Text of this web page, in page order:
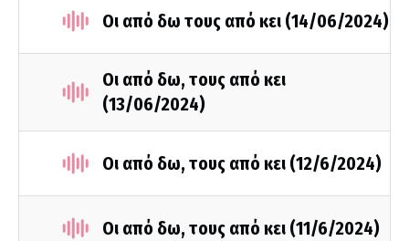
Οι από δω τους από κει (14/06/2024)
Οι από δω, τους από κει
(13/06/2024)
Οι από δω, τους από κει (12/6/2024)
Οι από δω, τους από κει (11/6/2024)